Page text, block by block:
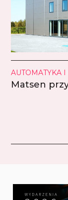
AUTOMATYKA
Matsen